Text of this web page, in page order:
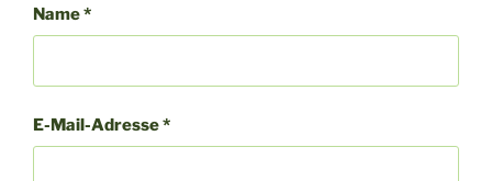
Name*
E-Mail-Adresse*